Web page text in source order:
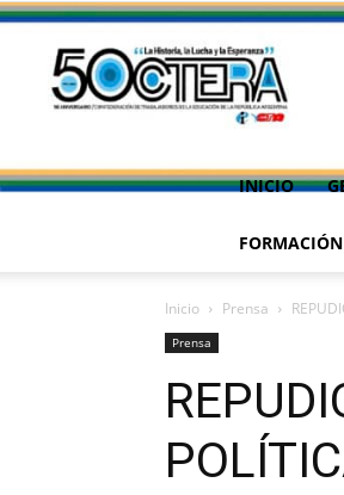
INICIO
FORMACIÓN
Inicio Prensa
Prensa